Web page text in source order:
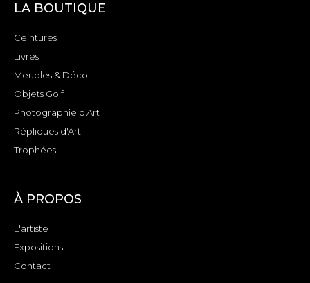
LA BOUTIQUE
Ceintures
Livres
Meubles & Déco
Objets Golf
Photographie d'Art
Répliques d'Art
Trophées
À PROPOS
L'artiste
Expositions
Contact